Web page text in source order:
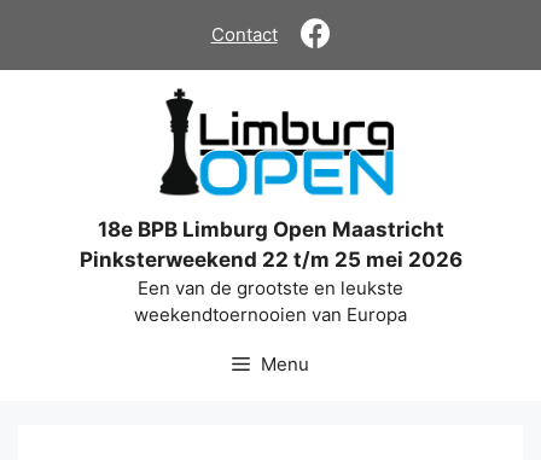
de
Contact
18e BPB Limburg Open Maastricht
Pinksterweekend 22 t/m 25 mei 2026
Een van de grootste en leukste
weekendtoernooien van Europa
Menu